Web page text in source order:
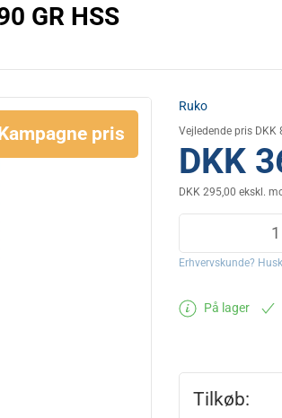
GR HSS
pris
Ruko
Vejledende pris DKK
DKK
DKK 295,00 ekskl.
Erhvervskunde?
På lager
Tilkøb: